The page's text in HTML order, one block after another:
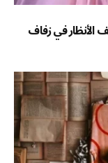
يخطف الأنظار في زفاف